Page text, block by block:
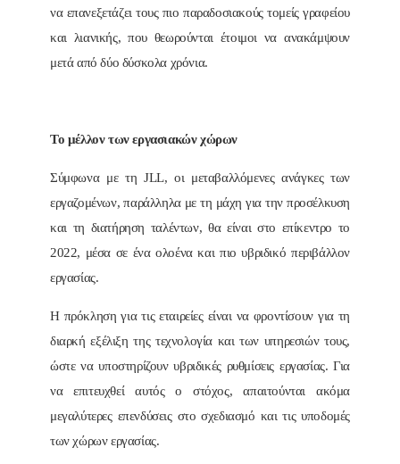
να επανεξετάζει τους πιο παραδοσιακούς τομείς γραφείου
και λιανικής, που θεωρούνται έτοιμοι να ανακάμψουν
μετά από δύο δύσκολα χρόνια.
Το μέλλον των εργασιακών χώρων
Σύμφωνα με τη JLL, οι μεταβαλλόμενες ανάγκες των
εργαζομένων, παράλληλα με τη μάχη για την προσέλκυση
και τη διατήρηση ταλέντων, θα είναι στο επίκεντρο το
2022, μέσα σε ένα ολοένα και πιο υβριδικό περιβάλλον
εργασίας.
Η πρόκληση για τις εταιρείες είναι να φροντίσουν για τη
διαρκή εξέλιξη της τεχνολογία και των υπηρεσιών τους,
ώστε να υποστηρίζουν υβριδικές ρυθμίσεις εργασίας. Για
να επιτευχθεί αυτός ο στόχος, απαιτούνται ακόμα
μεγαλύτερες επενδύσεις στο σχεδιασμό και τις υποδομές
των χώρων εργασίας.